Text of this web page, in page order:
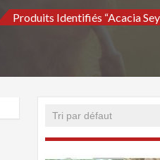
Produits Identifiés “Acacia